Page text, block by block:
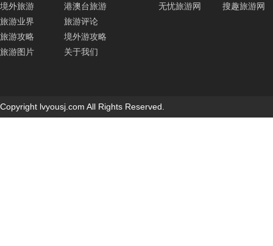
境外旅游
港澳台旅游
旅游业界
旅游评论
旅游攻略
境外游攻略
旅游图片
关于我们
无忧旅游网
搜趣旅游网
Copyright lvyousj.com All Rights Reserved.